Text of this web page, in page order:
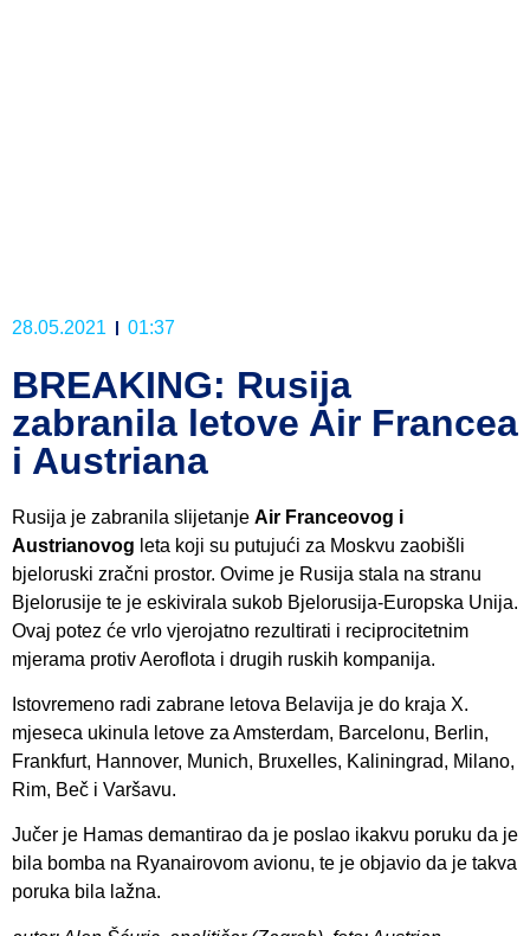
28.05.2021 01:37
BREAKING: Rusija
zabranila letove Air Francea
i Austriana
Rusija je zabranila slijetanje Air Franceovog i
Austrianovog leta koji su putujući za Moskvu zaobišli
bjeloruski zračni prostor. Ovime je Rusija stala na stranu
Bjelorusije te je eskivirala sukob Bjelorusija-Europska Unija.
Ovaj potez će vrlo vjerojatno rezultirati i reciprocitetnim
mjerama protiv Aeroflota i drugih ruskih kompanija.
Istovremeno radi zabrane letova Belavija je do kraja X.
mjeseca ukinula letove za Amsterdam, Barcelonu, Berlin,
Frankfurt, Hannover, Munich, Bruxelles, Kaliningrad, Milano,
Rim, Beč i Varšavu.
Jučer je Hamas demantirao da je poslao ikakvu poruku da je
bila bomba na Ryanairovom avionu, te je objavio da je takva
poruka bila lažna.